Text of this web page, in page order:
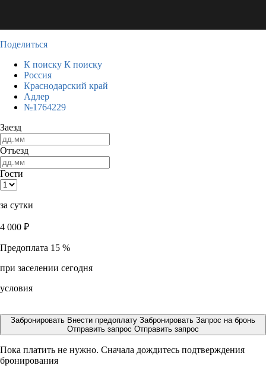
Поделиться
К поиску К поиску
Россия
Краснодарский край
Адлер
№1764229
Заезд
Отъезд
Гости
за сутки
4 000 ₽
Предоплата 15 %
при заселении сегодня
условия
Забронировать Внести предоплату Забронировать Запрос на бронь
Отправить запрос Отправить запрос
Пока платить не нужно. Сначала дождитесь подтверждения
бронирования